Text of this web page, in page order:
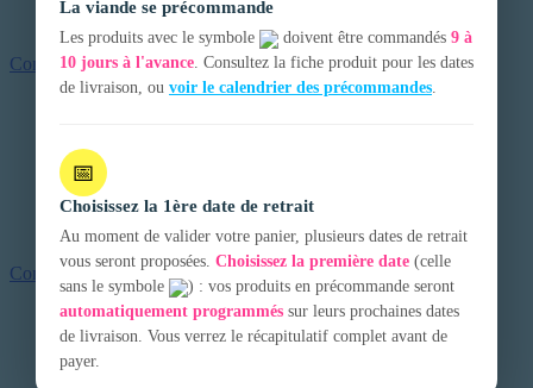
Voir plus...
Commander
Crèmerie
Epicerie
Boissons
Commander
Fruits & Légumes
Viandes & charcuterie
Crèmerie
La viande se précommande
Les produits avec le symbole doivent être commandés 9 à
10 jours à l'avance. Consultez la fiche produit pour les dates
de livraison, ou voir le calendrier des précommandes.
📅
Choisissez la 1ère date de retrait
Au moment de valider votre panier, plusieurs dates de retrait
vous seront proposées. Choisissez la première date (celle
sans le symbole
) : vos produits en précommande seront
automatiquement programmés sur leurs prochaines dates
de livraison. Vous verrez le récapitulatif complet avant de
payer.